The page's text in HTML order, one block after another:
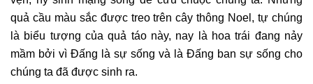
quả cầu màu sắc được treo trên cây thông Noel, tự chúng
là biểu tượng của quả táo này, nay là hoa trái đang nảy
mầm bởi vì Đấng là sự sống và là Đấng ban sự sống cho
chúng ta đã được sinh ra.